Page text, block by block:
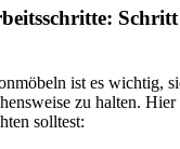
ist es wichtig,
zu halten.
solltest: